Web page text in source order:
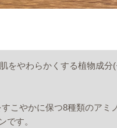
をやわらかくする植物成
こやかに保つ8種類のア
です。